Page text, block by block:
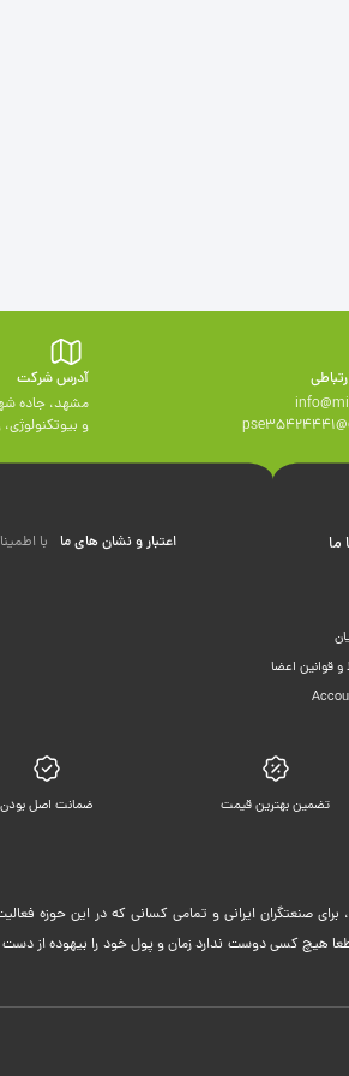
آدرس شرکت
مشهد، جاده
و بيوتكنولوژی،
ما
قوانین اعضا
اعتبار و نشان های ما با
تضمین بهترین قیمت ضمانت اصل بودن
صنعتگران ایرانی و تمامی کسانی که در این حوزه
هیچ کسی دوست ندارد زمان و پول خود را بیهوده از